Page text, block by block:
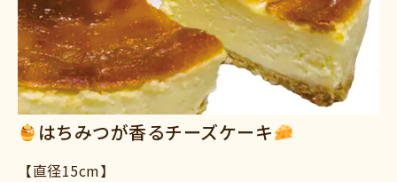
はちみつが香るチーズケーキ
【直径15cm】